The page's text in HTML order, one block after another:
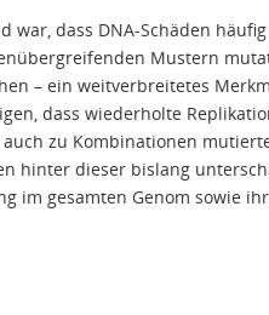
war, dass DNA-Schäden
Mustern
– ein weitverbreitetes
dass wiederholte
zu Kombinationen
hinter dieser bislang
im gesamten Genom sowie